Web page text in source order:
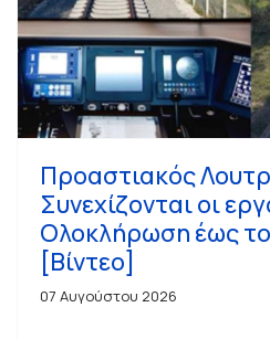
Προαστιακός
Συνεχίζονται οι
Ολοκλήρωση έως
[Βίντεο]
07 Αυγούστου 2026